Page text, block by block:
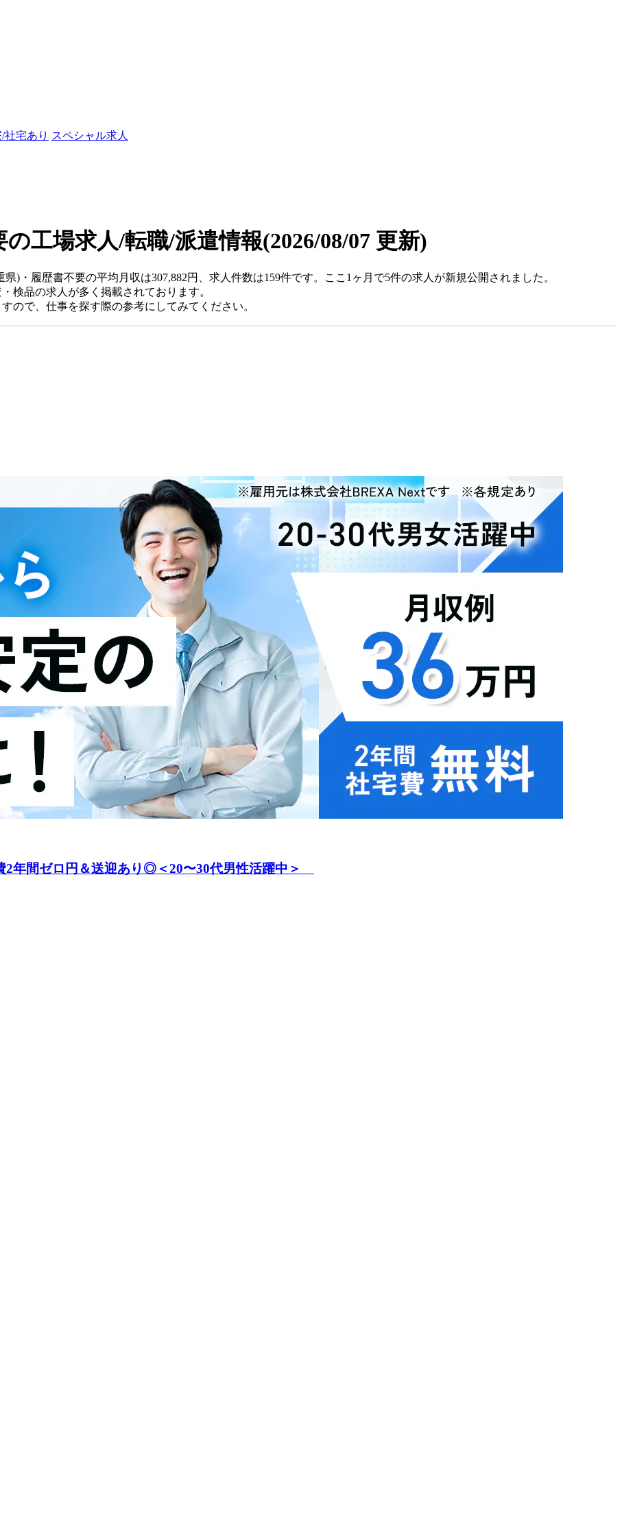
社宅あり スペシャル求人
工場求人/転職/派遣情報(2026/08/07 更新)
)・履歴書不要の平均月収は307,882円、求人件数は159件です。ここ1ヶ月で5件の求人が新規公開されました。
検品の求人が多く掲載されております。
ので、仕事を探す際の参考にしてみてください。
2年間ゼロ円＆送迎あり◎＜20〜30代男性活躍中＞